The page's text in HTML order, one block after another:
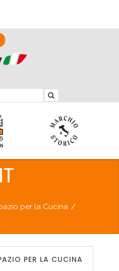
per la Cucina /
PER LA CUCINA